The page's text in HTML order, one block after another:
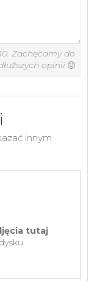
Zachęcamy do
opinii
innym
tutaj